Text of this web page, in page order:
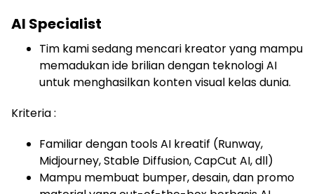
AI Specialist
Tim kami sedang mencari kreator yang mampu
memadukan ide brilian dengan teknologi AI
untuk menghasilkan konten visual kelas dunia.
Kriteria :
Familiar dengan tools AI kreatif (Runway,
Midjourney, Stable Diffusion, CapCut AI, dll)
Mampu membuat bumper, desain, dan promo